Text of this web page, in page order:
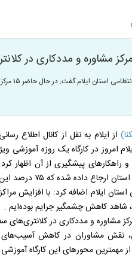
گروه
از ایلام به نقل از کانال اطلاع
امروز در کارگاه یک روزه آموزشی
این تعداد به صلح و سازش انجامیده است .
ایلام اضافه کرد: با افزایش
کاهش چشمگیر جرایم بوده‌ایم .
نقش مشاوران در کاهش آسیب‌های
محورهای این کارگاه